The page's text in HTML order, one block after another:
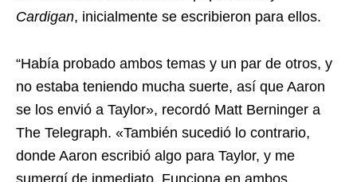
Cardigan, inicialmente se escribieron para ellos.
“Había probado ambos temas y un par de otros, y
no estaba teniendo mucha suerte, así que Aaron
se los envió a Taylor», recordó Matt Berninger a
The Telegraph. «También sucedió lo contrario,
donde Aaron escribió algo para Taylor, y me
sumergí de inmediato. Funciona en ambos